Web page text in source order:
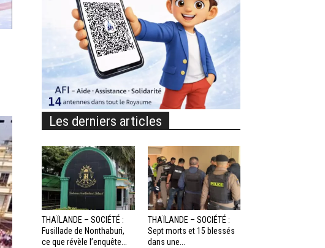
Les derniers articles
THAÏLANDE – SOCIÉTÉ :
Fusillade de Nonthaburi,
ce que révèle l’enquête...
THAÏLANDE – SOCIÉTÉ :
Sept morts et 15 blessés
dans une...